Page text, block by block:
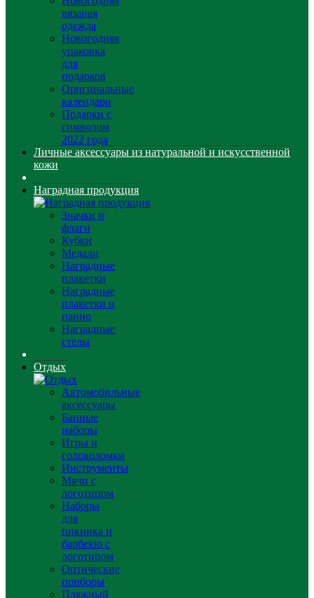
вязаная
одежда
Новогодняя
упаковка
для
подарков
Оригинальные
календари
Подарки с
символом
2022 года
Личные аксессуары из натуральной и искусственной
кожи
Наградная продукция
Значки и
флаги
Кубки
Медали
Наградные
плакетки
Наградные
плакетки и
панно
Наградные
стелы
Отдых
Автомобильные
аксессуары
Банные
наборы
Игры и
головоломки
Инструменты
Мячи с
логотипом
Наборы
для
пикника и
барбекю с
логотипом
Оптические
приборы
Пляжный